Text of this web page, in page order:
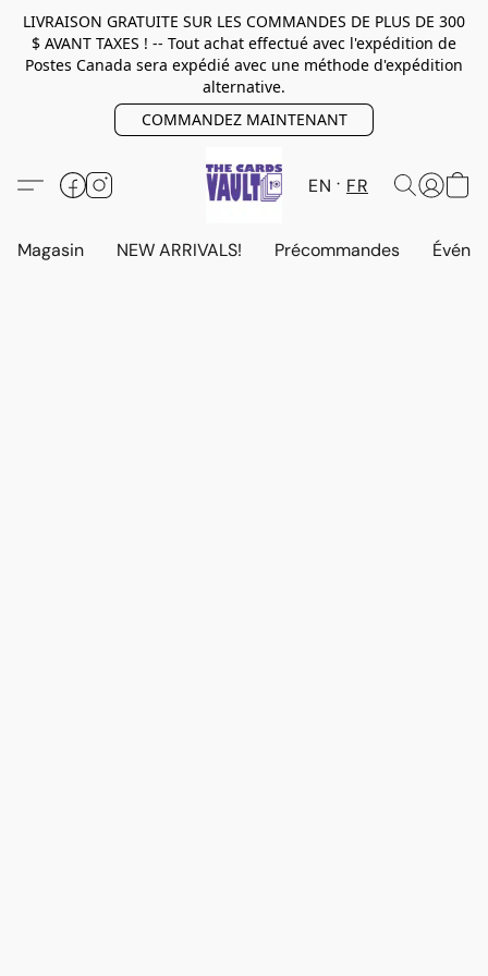
LIVRAISON GRATUITE SUR LES COMMANDES DE PLUS DE 300
$ AVANT TAXES ! -- Tout achat effectué avec l'expédition de
Postes Canada sera expédié avec une méthode d'expédition
alternative.
COMMANDEZ MAINTENANT
EN FR
Magasin NEW ARRIVALS! Précommandes